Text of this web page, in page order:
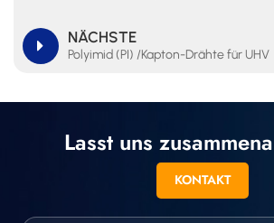
NÄCHSTE
Polyimid (PI) /Kapton-Drähte für UHV
Lasst uns
KONTAKT